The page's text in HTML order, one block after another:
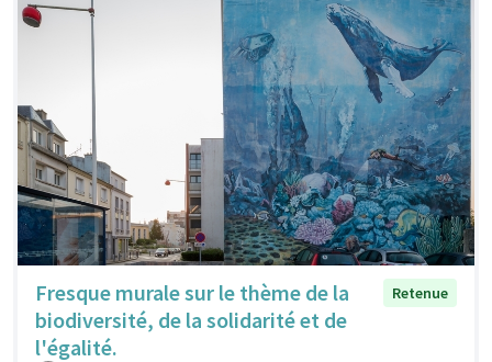
Fresque murale sur le thème de la
biodiversité, de la solidarité et de
l'égalité.
Retenue